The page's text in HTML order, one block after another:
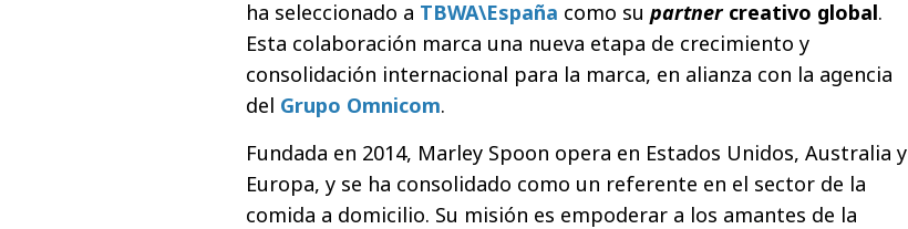
ha seleccionado a TBWA\España como su partnercreativo global.
Esta colaboración marca una nueva etapa de crecimiento y
consolidación internacional para la marca, en alianza con la agencia
del Grupo Omnicom.
Fundada en 2014, Marley Spoon opera en Estados Unidos, Australia y
Europa, y se ha consolidado como un referente en el sector de la
comida a domicilio. Su misión es empoderar a los amantes de la